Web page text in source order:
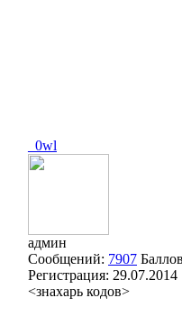
_0wl
админ
Сообщений: 7907
Регистрация: 29.07.2014
<знахарь кодов>